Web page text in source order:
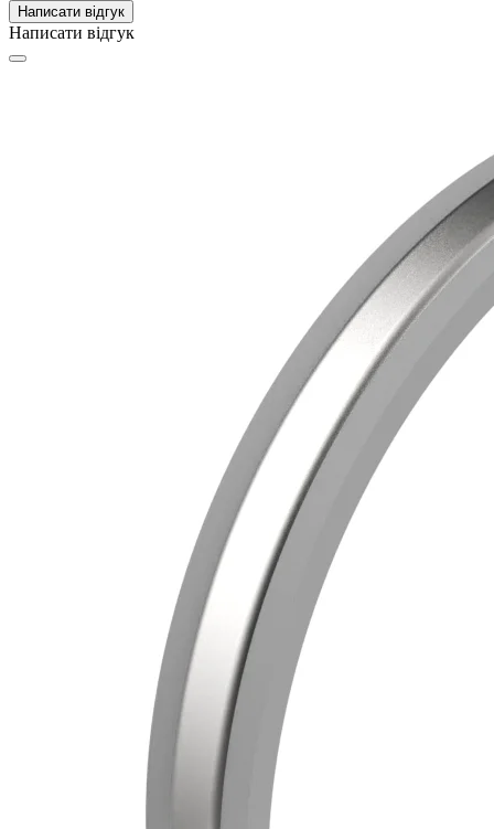
Написати відгук
Написати відгук